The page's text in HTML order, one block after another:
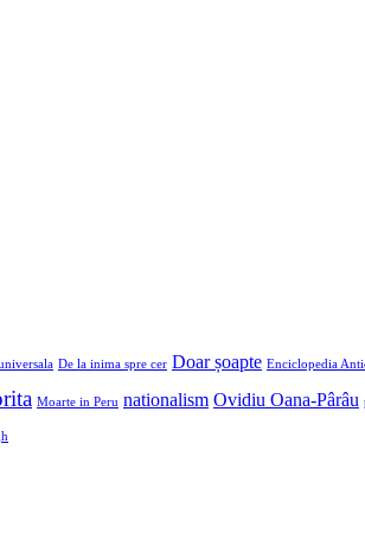
De la inima spre cer Doar șoapte Enciclopedia
Moarte in Peru nationalism Ovidiu Oana-Pârâu